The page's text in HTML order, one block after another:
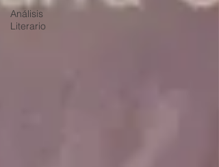
Análisis
Literario